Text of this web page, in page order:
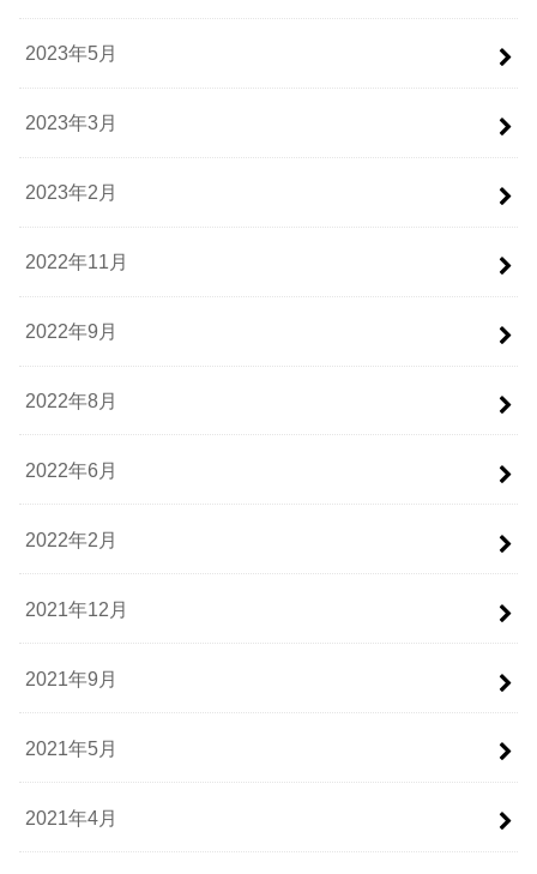
2023年5月
2023年3月
2023年2月
2022年11月
2022年9月
2022年8月
2022年6月
2022年2月
2021年12月
2021年9月
2021年5月
2021年4月